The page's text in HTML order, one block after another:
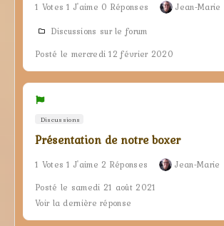
1 Votes 1 J'aime 0 Réponses
Jean-Marie
Discussions sur le forum
Posté le mercredi 12 février 2020
Discussions
Présentation de notre boxer
1 Votes 1 J'aime 2 Réponses Jean-Marie
Posté le samedi 21 août 2021
Voir la dernière réponse